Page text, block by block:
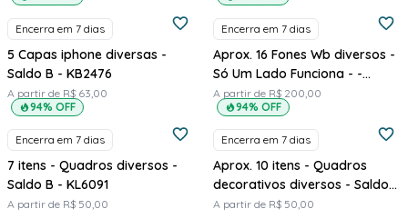
Encerra em 7 dias
5 Capas iphone diversas -
Saldo B - KB2476
A partir de R$ 63,00
Encerra em 7 dias
Aprox. 16 Fones Wb diversos -
Só Um Lado Funciona - -
Saldo C - KR3649
A partir de R$ 200,00
94% OFF
Encerra em 7 dias
7 itens - Quadros diversos -
Saldo B - KL6091
A partir de R$ 50,00
94% OFF
Encerra em 7 dias
Aprox. 10 itens - Quadros
decorativos diversos - Saldo
B - KL6078
A partir de R$ 50,00